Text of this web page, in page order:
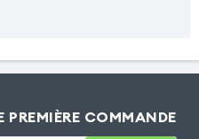
PREMIÈRE COMMANDE